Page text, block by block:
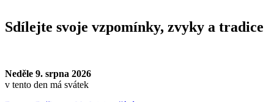
Sdílejte svoje vzpomínky, zvyky a tradice
Neděle 9. srpna 2026
v tento den má svátek